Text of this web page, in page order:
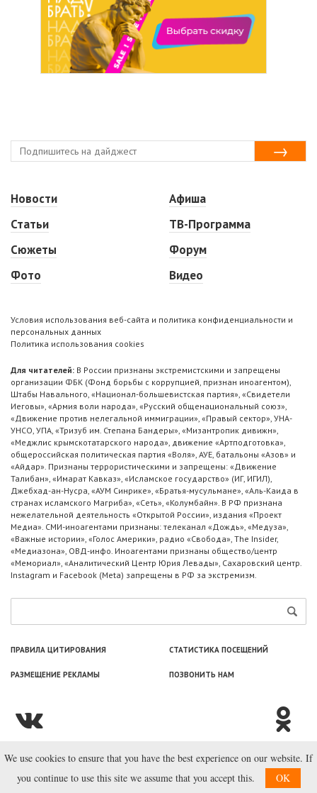
Новости
Статьи
Сюжеты
Фото
Афиша
ТВ-Программа
Форум
Видео
Условия использования веб-сайта и политика конфиденциальности и
персональных данных
Политика использования cookies
Для читателей: В России признаны экстремистскими и запрещены
организации ФБК (Фонд борьбы с коррупцией, признан иноагентом),
Штабы Навального, «Национал-большевистская партия», «Свидетели
Иеговы», «Армия воли народа», «Русский общенациональный союз»,
«Движение против нелегальной иммиграции», «Правый сектор», УНА-
УНСО, УПА, «Тризуб им. Степана Бандеры», «Мизантропик дивижн»,
«Меджлис крымскотатарского народа», движение «Артподготовка»,
общероссийская политическая партия «Воля», АУЕ, батальоны «Азов» и
«Айдар». Признаны террористическими и запрещены: «Движение
Талибан», «Имарат Кавказ», «Исламское государство» (ИГ, ИГИЛ),
Джебхад-ан-Нусра, «АУМ Синрике», «Братья-мусульмане», «Аль-Каида в
странах исламского Магриба», «Сеть», «Колумбайн». В РФ признана
нежелательной деятельность «Открытой России», издания «Проект
Медиа». СМИ-иноагентами признаны: телеканал «Дождь», «Медуза»,
«Важные истории», «Голос Америки», радио «Свобода», The Insider,
«Медиазона», ОВД-инфо. Иноагентами признаны общество/центр
«Мемориал», «Аналитический Центр Юрия Левады», Сахаровский центр.
Instagram и Facebook (Metа) запрещены в РФ за экстремизм.
ПРАВИЛА ЦИТИРОВАНИЯ СТАТИСТИКА ПОСЕЩЕНИЙ
РАЗМЕЩЕНИЕ РЕКЛАМЫ ПОЗВОНИТЬ НАМ
© ООО «Лаборатория Новоcтей», 2003—2026.
We use cookies to ensure that you have the best experience on our website. If
you continue to use this site we assume that you accept this.
OK